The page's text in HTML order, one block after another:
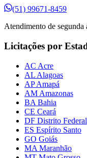
(51) 99671-8459
Atendimento de segunda
Licitações por
AC Acre
AL Alagoas
AP Amapá
AM Amazonas
BA Bahia
CE Ceará
DF Distrito Federal
ES Espírito Santo
GO Goiás
MA Maranhão